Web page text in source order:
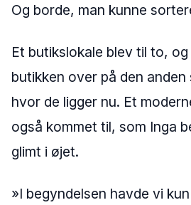
Og borde, man kunne
Et butikslokale blev til to,
butikken over på den anden
hvor de ligger nu. Et
også kommet til, som Inga
glimt i øjet.
»I begyndelsen havde vi